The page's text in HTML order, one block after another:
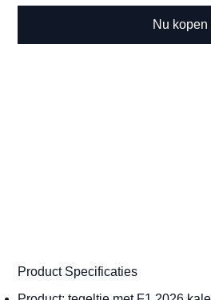
Nu kopen
Product Specificaties